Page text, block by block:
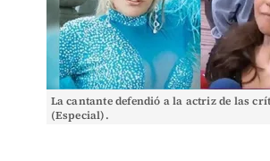
La cantante defendió a la actriz de las
(Especial).